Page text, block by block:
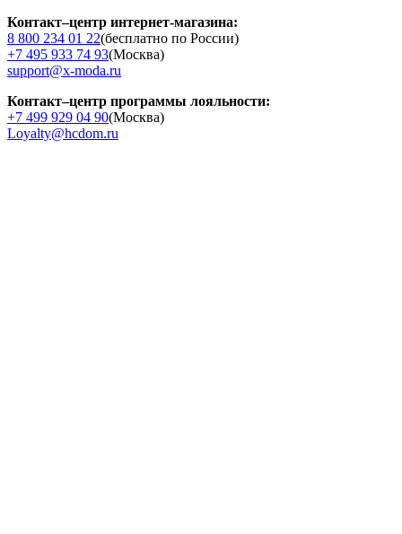
Контакт–центр интернет-магазина:
8 800 234 01 22(бесплатно по России)
+7 495 933 74 93(Москва)
support@x-moda.ru
Контакт–центр программы лояльности:
+7 499 929 04 90(Москва)
Loyalty@hcdom.ru